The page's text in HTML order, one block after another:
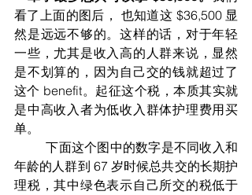
看了上面的图后， 也知道这 $36,500 显
然是远远不够的。这样的话，对于年轻
一些，尤其是收入高的人群来说，显然
是不划算的，因为自己交的钱就超过了
这个 benefit。起征这个税，本质其实就
是中高收入者为低收入群体护理费用买
单。
	下面这个图中的数字是不同收入和
年龄的人群到 67 岁时候总共交的长期护
理税，其中绿色表示自己所交的税低于